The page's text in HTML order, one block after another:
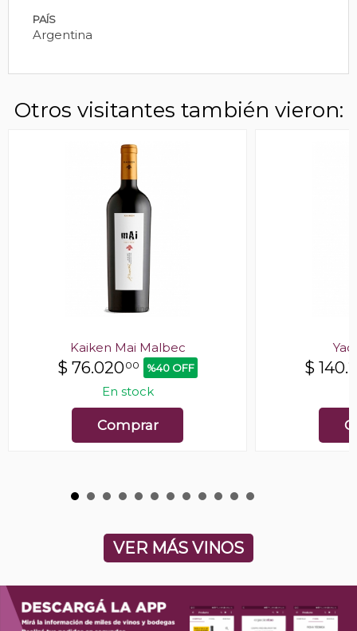
PAÍS
Argentina
Otros visitantes también vieron:
Kaiken Mai Malbec
$ 76.02000 %40 OFF
En stock
Comprar
$
VER MÁS VINOS